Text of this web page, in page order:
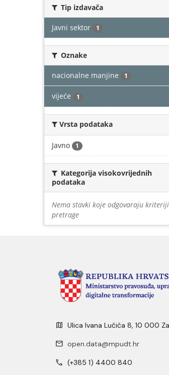
Tip izdavača
Javni sektor 1
Oznake
nacionalne manjine 1
vijeće 1
Vrsta podataka
Javno 1
Kategorija visokovrijednih
podataka
Nema stavki koje odgovaraju
pretrage